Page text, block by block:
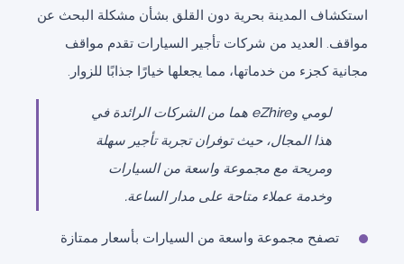
استكشاف المدينة بحرية دون القلق بشأن مشكلة البحث عن
مواقف. العديد من شركات تأجير السيارات تقدم مواقف
مجانية كجزء من خدماتها، مما يجعلها خيارًا جذابًا للزوار.
لومي وeZhire هما من الشركات الرائدة في
هذا المجال، حيث توفران تجربة تأجير سهلة
ومريحة مع مجموعة واسعة من السيارات
وخدمة عملاء متاحة على مدار الساعة.
تصفح مجموعة واسعة من السيارات بأسعار ممتازة